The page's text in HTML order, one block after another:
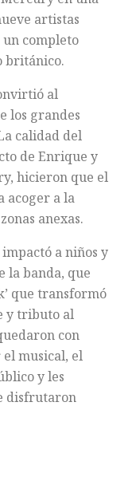
artistas
completo
británico.
al
los grandes
calidad del
de Enrique y
hicieron que el
acoger a la
anexas.
a niños y
la banda, que
que transformó
y tributo al
con
el musical, el
y les
disfrutaron